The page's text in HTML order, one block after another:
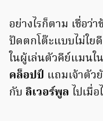
อย่างไรก็ตาม เชื่อว่
ปัดตกโต๊ะแบบไม่ใย
ในผู้เล่นตัวคีย์แมน
คล็อปป์ แถมเจ้าตัว
กับ ลิเวอร์พูล ไปเมื่